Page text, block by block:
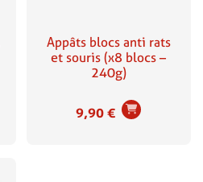
Appâts blocs anti rats
et souris (x8 blocs –
240g)
9,90€